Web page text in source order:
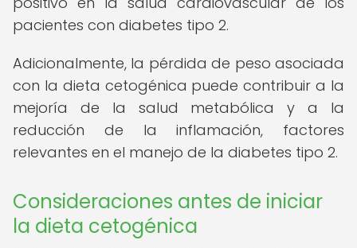
pacientes con diabetes tipo 2.
Adicionalmente, la pérdida de peso asociada
con la dieta cetogénica puede contribuir a la
mejoría de la salud metabólica y a la
reducción de la inflamación, factores
relevantes en el manejo de la diabetes tipo 2.
Consideraciones antes de iniciar
la dieta cetogénica